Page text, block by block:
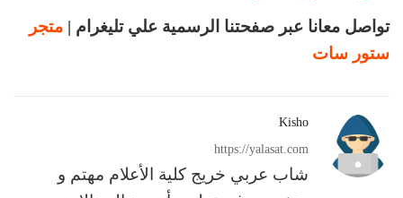
تواصل معانا عبر صفحتنا الرسمية علي تليغرام | متجر
ستور سات
Kisho
https://yalasat.com
شاب عربي خريج كلية الأعلام مهتم و